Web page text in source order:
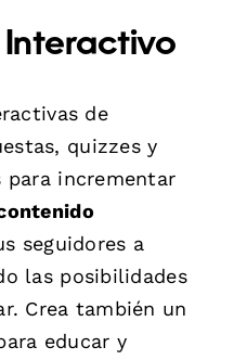
de
quizzes y
para incrementar
seguidores a
las posibilidades
Crea también un
educar y